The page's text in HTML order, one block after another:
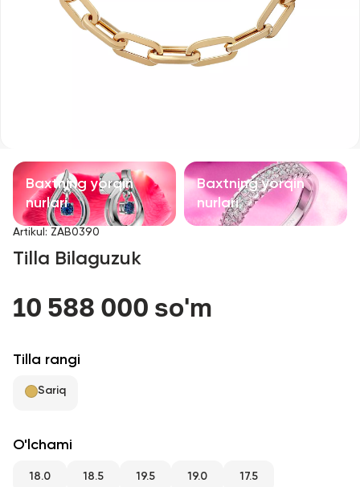
Aksessuarlar
Sevimli
RU ENG UZ
Baxtning yorqin
nurlari
Baxtning yorqin
nurlari
Artikul : ZAB0390
Tilla Bilaguzuk
10 588 000 so'm
Tilla rangi
Sariq
O'lchami
18.0 18.5 19.5 19.0 17.5